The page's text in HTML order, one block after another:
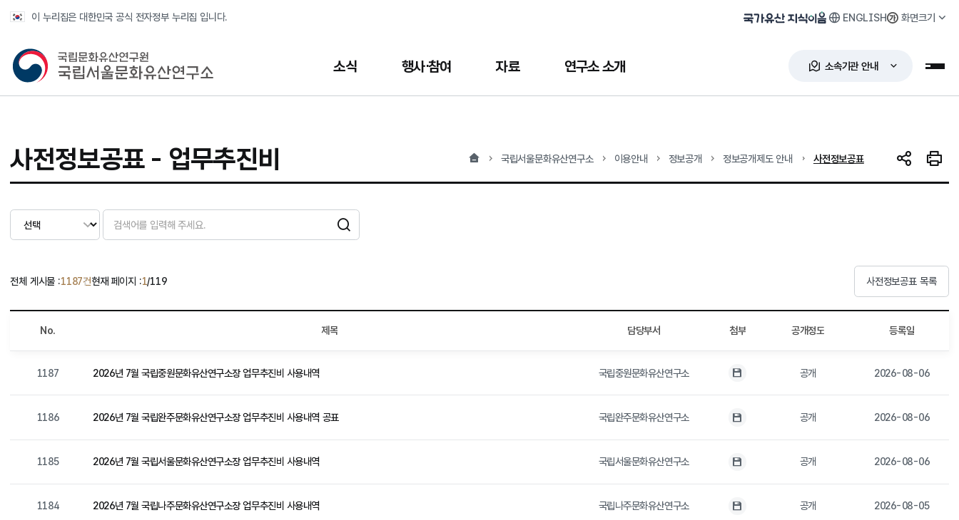
이 누리집은 대한민국 공식 전자정부 누리집 입니다.
국가유산 지식이음 ENGLISH 화면크기
국가유산청 국립서울문화유산연구소 소식 행사·참여 자료 연구소 소개 소속기관 안내 누리
사전정보공표 - 업무추진비 홈 국립서울문화유산연구소 이용안내 정보공개 정보공개제도 안내 현재 위치
사전정보공표 SNS 공유인쇄
검색
전체 게시물 :1187건현재 페이지 :1/119 사전정보공표 목록
No. 제목 담당부서 첨부 공개정도 등록일
1187 2026년 7월 국립중원문화유산연구소장 업무추진비 사용내역 국립중원문화유산연구소 첨부파일 공개 2026-08-06
1186 2026년 7월 국립완주문화유산연구소장 업무추진비 사용내역 공표 국립완주문화유산연구소 첨부파일 공개 2026-08-06
1185 2026년 7월 국립서울문화유산연구소장 업무추진비 사용내역 국립서울문화유산연구소 첨부파일 공개 2026-08-06
1184 2026년 7월 국립나주문화유산연구소장 업무추진비 사용내역 국립나주문화유산연구소 첨부파일 공개 2026-08-05